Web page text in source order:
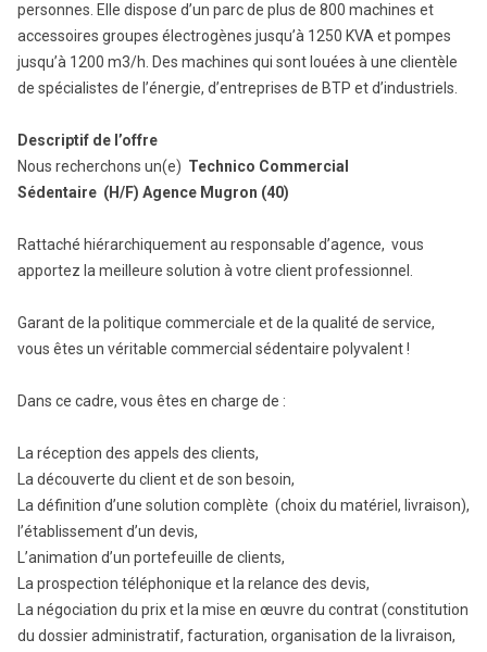
personnes. Elle dispose d’un parc de plus de 800 machines et
accessoires groupes électrogènes jusqu’à 1250 KVA et pompes
jusqu’à 1200 m3/h. Des machines qui sont louées à une clientèle
de spécialistes de l’énergie, d’entreprises de BTP et d’industriels.
Descriptif de l’offre
Nous recherchons un(e) Technico Commercial
Sédentaire (H/F) Agence Mugron (40)
Rattaché hiérarchiquement au responsable d’agence, vous
apportez la meilleure solution à votre client professionnel.
Garant de la politique commerciale et de la qualité de service,
vous êtes un véritable commercial sédentaire polyvalent !
Dans ce cadre, vous êtes en charge de :
La réception des appels des clients,
La découverte du client et de son besoin,
La définition d’une solution complète (choix du matériel, livraison),
l’établissement d’un devis,
L’animation d’un portefeuille de clients,
La prospection téléphonique et la relance des devis,
La négociation du prix et la mise en œuvre du contrat (constitution
du dossier administratif, facturation, organisation de la livraison,